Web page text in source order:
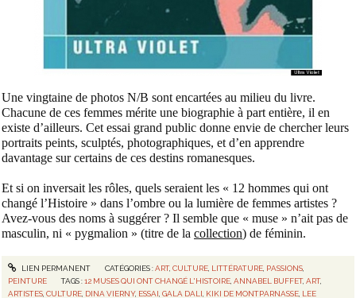
Une vingtaine de photos N/B sont encartées au milieu du livre.
Chacune de ces femmes mérite une biographie à part entière, il en
existe d’ailleurs. Cet essai grand public donne envie de chercher leurs
portraits peints, sculptés, photographiques, et d’en apprendre
davantage sur certains de ces destins romanesques.
Et si on inversait les rôles, quels seraient les « 12 hommes qui ont
changé l’Histoire » dans l’ombre ou la lumière de femmes artistes ?
Avez-vous des noms à suggérer ? Il semble que « muse » n’ait pas de
masculin, ni « pygmalion » (titre de la collection) de féminin.
LIEN PERMANENT CATÉGORIES :ART, CULTURE, LITTÉRATURE, PASSIONS,
PEINTURE
TAGS :12 MUSES QUI ONT CHANGÉ L'HISTOIRE ,ANNABEL BUFFET,ART,
ARTISTES ,CULTURE DINA VIERNY, ESSAI ,GALA DALI KIKI DE MONTPARNASSE LEE